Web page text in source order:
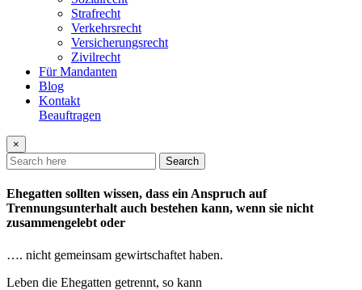
Strafrecht
Verkehrsrecht
Versicherungsrecht
Zivilrecht
Für Mandanten
Blog
Kontakt
Beauftragen
×
Search
Ehegatten sollten wissen, dass ein Anspruch auf
Trennungsunterhalt auch bestehen kann, wenn sie nicht
zusammengelebt oder
…. nicht gemeinsam gewirtschaftet haben.
Leben die Ehegatten getrennt, so kann